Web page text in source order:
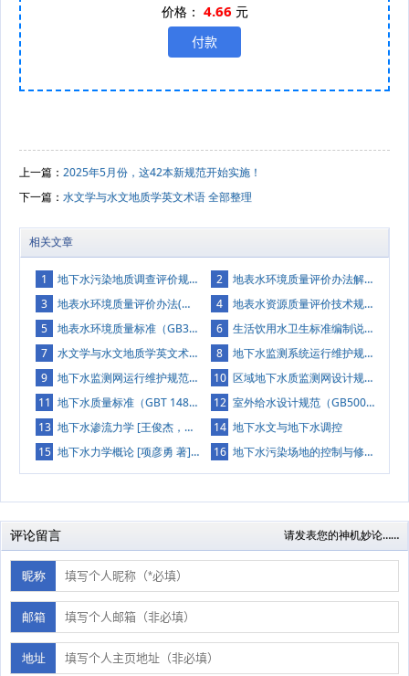
价格： 4.66 元
上一篇： 2025年5月份，这42本新规范开始实施！
下一篇： 水文学与水文地质学英文术语 全部整理
相关文章
1 地下水污染地质调查评价规范（DD2008-01）发布 2
地表水环境质量评价办法解析PPT
3
地表水环境质量评价办法(试行)(环办[2011]22号) 4
地表水资源质量评价技术规程（SL395-2007）解读及全文下载
5
地表水环境质量标准（GB3838-2002 ）常用的地表水标准下载 6
生活饮用水卫生标准编制说明（GB 5749-XXXX ）
7
水文学与水文地质学英文术语 全部整理 8
地下水监测系统运行维护规范（DB14T 2826-2023）
9
地下水监测网运行维护规范（DZT 0307-2017） 10 区域地下水质监测网设计规范（DZT 0308-2017）
11 地下水质量标准（GBT 14848-2017） 12 室外给水设计规范（GB50013-2006）
13 地下水渗流力学 [王俊杰，陈亮，梁越 编著] 2013年版 14 地下水文与地下水调控
15 地下水力学概论 [项彦勇 著] 2011年版 16 地下水污染场地的控制与修复 [赵勇胜 编著] 2015年版
评论留言 请发表您的神机妙论……
昵称
邮箱
地址